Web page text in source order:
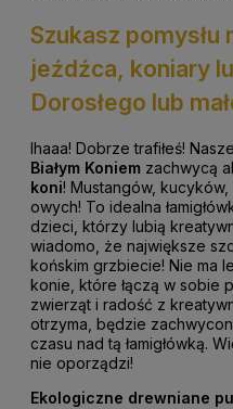
Szukasz pomysłu
jeźdźca, koniary
Dorosłego lub
Ihaaa! Dobrze trafiłeś!
Białym Koniem zachwycą
koni! Mustangów,
owych! To idealna
dzieci, którzy lubią
wiadomo, że największe
końskim grzbiecie! Nie ma
konie, które łączą w sobie
zwierząt i radość z
otrzyma, będzie
czasu nad tą łamigłówką.
nie oporządzi!
Ekologiczne drewniane